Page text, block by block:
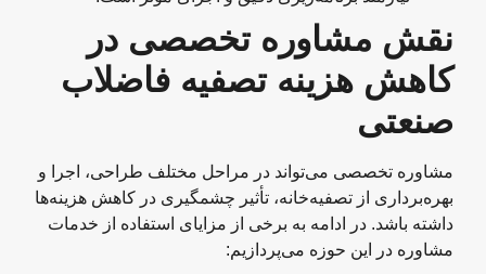
نقش مشاوره تخصصی در
کاهش هزینه‌ تصفیه فاضلاب
صنعتی
مشاوره تخصصی می‌تواند در مراحل مختلف طراحی، اجرا و
بهره‌برداری از تصفیه‌خانه، تأثیر چشمگیری در کاهش هزینه‌ها
داشته باشد. در ادامه به برخی از مزایای استفاده از خدمات
مشاوره در این حوزه می‌پردازیم: